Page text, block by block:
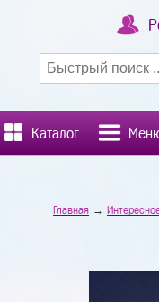
Каталог
Главная→